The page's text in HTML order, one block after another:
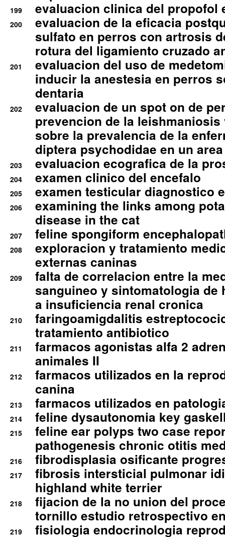
199 evaluacion clinica del propofol
200
evaluacion de la eficacia
sulfato en perros con artrosis
rotura del ligamiento cruzado
201
evaluacion del uso de
inducir la anestesia en perros
dentaria
202
evaluacion de un spot on de
prevencion de la
sobre la prevalencia de la
diptera psychodidae en un
203 evaluacion ecografica de la
204 examen clinico del encefalo
205 examen testicular diagnostico
206
examining the links among
disease in the cat
207 feline spongiform
208
exploracion y tratamiento
externas caninas
209
falta de correlacion entre la
sanguineo y sintomatologia de
a insuficiencia renal cronica
210
faringoamigdalitis
tratamiento antibiotico
211
farmacos agonistas alfa 2
animales II
212
farmacos utilizados en la
canina
213 farmacos utilizados en
214 feline dysautonomia key
215
feline ear polyps two case
pathogenesis chronic otitis
216 fibrodisplasia osificante
217
fibrosis intersticial pulmonar
highland white terrier
218
fijacion de la no union del
tornillo estudio retrospectivo
219
fisiologia endocrinologia